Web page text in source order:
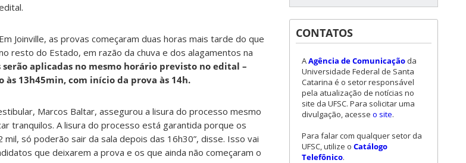
Em Joinville, as provas começaram duas horas mais tarde do que
resto do Estado, em razão da chuva e dos alagamentos na
serão aplicadas no mesmo horário previsto no edital –
às 13h45min, com início da prova às 14h.
Marcos Baltar, assegurou a lisura do processo mesmo
tranquilos. A lisura do processo está garantida porque os
só poderão sair da sala depois das 16h30”, disse. Isso vai
que deixarem a prova e os que ainda não começaram o
CONTATOS
AAgência de Comunicação da
Universidade Federal de Santa
Catarina é o setor responsável
pela atualização de notícias no
site da UFSC. Para solicitar uma
divulgação, acesse o site.
Para falar com qualquer setor da
UFSC, utilize o Catálogo
Telefônico.